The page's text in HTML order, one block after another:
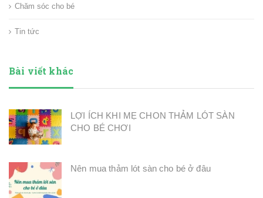
Chăm sóc cho bé
Tin tức
Bài viết khác
LỢI ÍCH KHI MẸ CHON THẢM LÓT SÀN
CHO BÉ CHƠI
Nên mua thảm lót sàn cho bé ở đâu